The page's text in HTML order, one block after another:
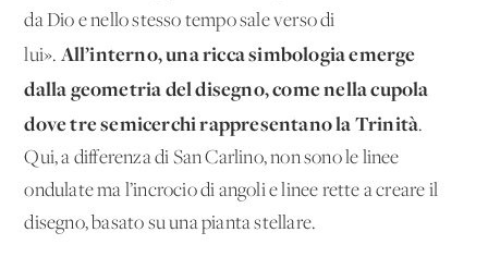
da Dio e nello stesso tempo sale verso di
lui». All’interno, una ricca simbologia emerge
dalla geometria del disegno, come nella cupola
dove tre semicerchi rappresentano la Trinità.
Qui, a differenza di San Carlino, non sono le linee
ondulate ma l’incrocio di angoli e linee rette a creare il
disegno, basato su una pianta stellare.